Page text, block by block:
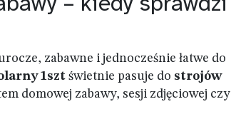
zabawne i jednocześnie łatwe do
1szt świetnie pasuje do strojów
domowej zabawy, sesji zdjęciowej czy